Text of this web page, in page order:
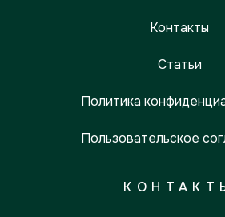
Контакты
Статьи
Политика
Пользовательское